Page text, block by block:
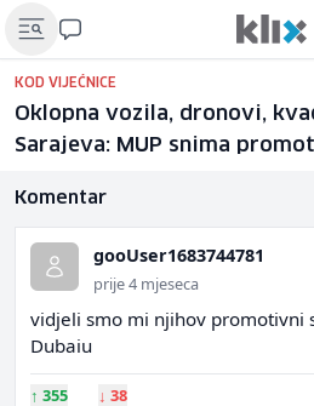
KOD VIJEĆNICE
Oklopna vozila, dronovi,
Sarajeva: MUP snima
Komentar
gooUser1683744781
prije 4 mjeseca
vidjeli smo mi njihov promotivni
Dubaiu
↑ 355 ↓ 38